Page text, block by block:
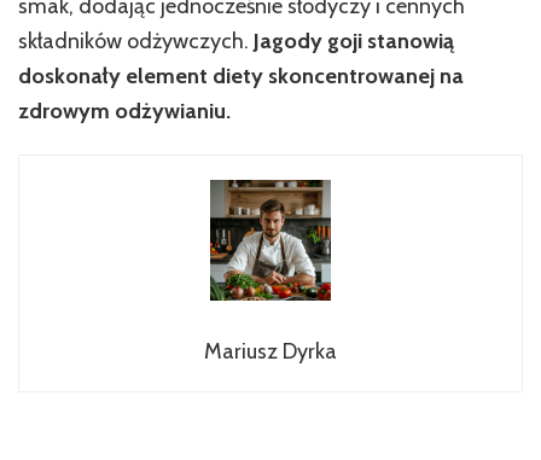
smak, dodając jednocześnie słodyczy i cennych
składników odżywczych. Jagody goji stanowią
doskonały element diety skoncentrowanej na
zdrowym odżywianiu.
Mariusz Dyrka